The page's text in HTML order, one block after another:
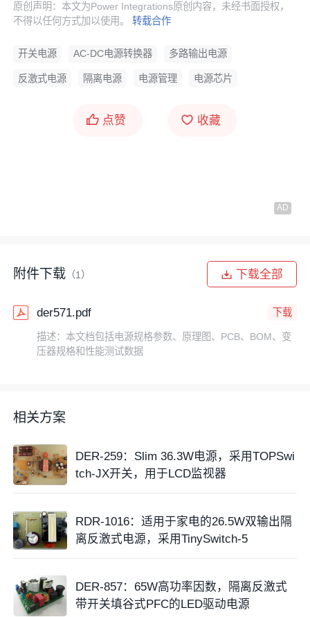
原创声明：本文为Power Integrations原创内容，未经书面授权，
不得以任何方式加以使用。转载合作
开关电源 AC-DC电源转换器 多路输出电源
反激式电源 隔离电源 电源管理 电源芯片
点赞 收藏
附件下载 （1） 下载全部
der571.pdf 下载
描述：本文档包括电源规格参数、原理图、PCB、BOM、变
压器规格和性能测试数据
相关方案
DER-259：Slim 36.3W电源，采用TOPSwi
tch-JX开关，用于LCD监视器
RDR-1016：适用于家电的26.5W双输出隔
离反激式电源，采用TinySwitch-5
DER-857：65W高功率因数，隔离反激式
带开关填谷式PFC的LED驱动电源